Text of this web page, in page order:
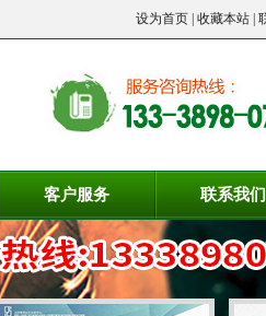
设为首页 收藏本站
客户服务 联系我们